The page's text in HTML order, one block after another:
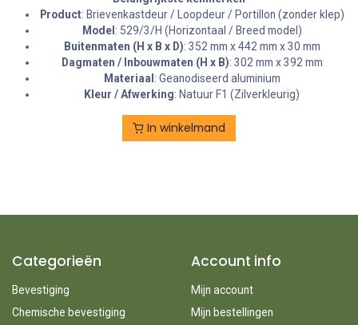
Product: Brievenkastdeur / Loopdeur / Portillon (zonder klep)
Model : 529/3/H (Horizontaal / Breed model)
Buitenmaten (H x B x D): 352 mm x 442 mm x 30 mm
Dagmaten / Inbouwmaten (H x B): 302 mm x 392 mm
Materiaal : Geanodiseerd aluminium
Kleur / Afwerking: Natuur F1 (Zilverkleurig)
In winkelmand
Categorieën
Bevestiging
Chemische bevestiging
Account info
Mijn account
Mijn bestellingen